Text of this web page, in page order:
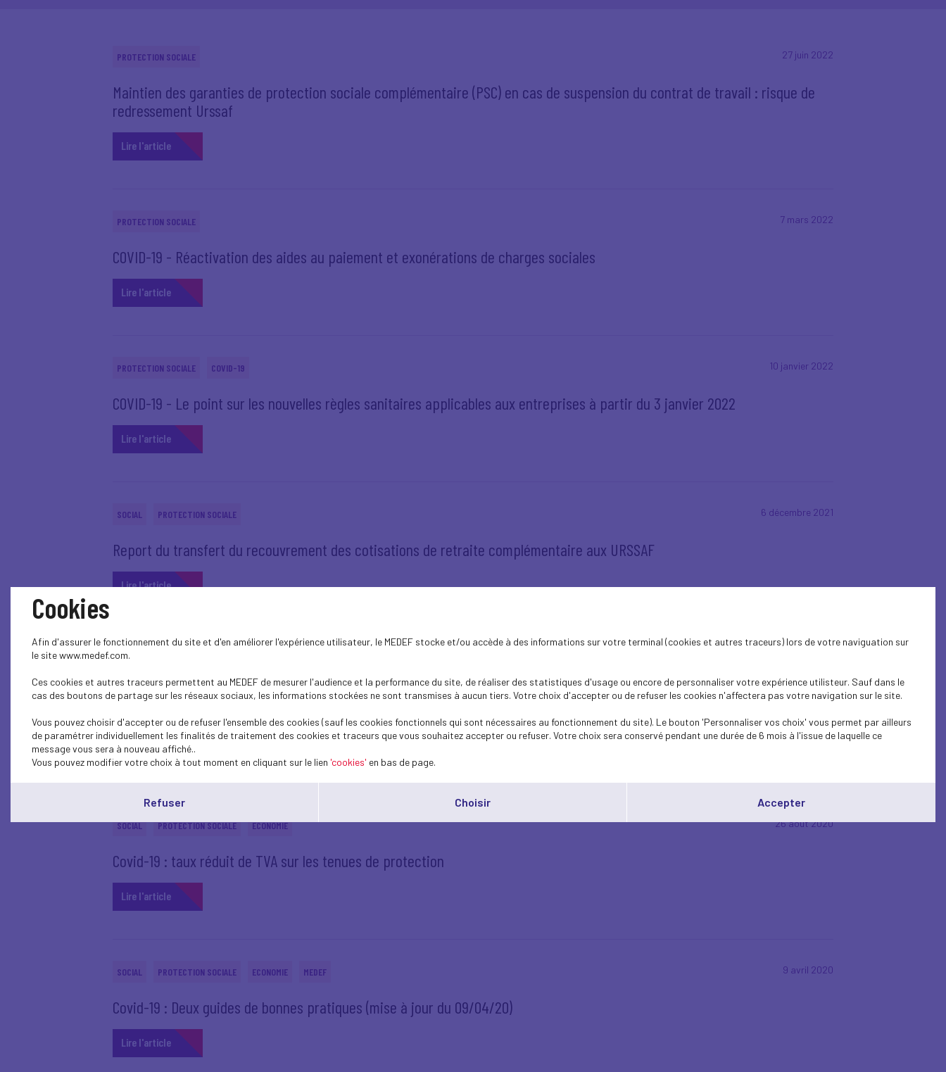
27 juin 2022
PROTECTION SOCIALE
Maintien des garanties de protection sociale complémentaire (PSC) en cas de suspension du contrat de travail : risque de
redressement Urssaf
Lire l'article
7 mars 2022
PROTECTION SOCIALE
COVID-19 - Réactivation des aides au paiement et exonérations de charges sociales
Lire l'article
10 janvier 2022
PROTECTION SOCIALE COVID-19
COVID-19 - Le point sur les nouvelles règles sanitaires applicables aux entreprises à partir du 3 janvier 2O22
Lire l'article
6 décembre 2021
SOCIAL PROTECTION SOCIALE
Report du transfert du recouvrement des cotisations de retraite complémentaire aux URSSAF
Lire l'article
PROTECTION SOCIALE
Fin du plafonnement européen des exonérations et des aides au paiement des cotisations sociales pour les déclarations
réalisées à compter du 1er août 2021
Lire l'article
26 août 2020
SOCIAL PROTECTION SOCIALE ECONOMIE
Covid-19 : taux réduit de TVA sur les tenues de protection
Lire l'article
9 avril 2020
SOCIAL PROTECTION SOCIALE ECONOMIE MEDEF
Covid-19 : Deux guides de bonnes pratiques (mise à jour du 09/04/20)
Lire l'article
Cookies
Afin d'assurer le fonctionnement du site et d'en améliorer l'expérience utilisateur, le MEDEF stocke et/ou accède à des informations sur votre terminal (cookies et autres traceurs) lors de votre naviguation sur
le site www.medef.com.
Ces cookies et autres traceurs permettent au MEDEF de mesurer l'audience et la performance du site, de réaliser des statistiques d'usage ou encore de personnaliser votre expérience utilisteur. Sauf dans le
cas des boutons de partage sur les réseaux sociaux, les informations stockées ne sont transmises à aucun tiers. Votre choix d'accepter ou de refuser les cookies n'affectera pas votre navigation sur le site.
Vous pouvez choisir d'accepter ou de refuser l'ensemble des cookies (sauf les cookies fonctionnels qui sont nécessaires au fonctionnement du site). Le bouton 'Personnaliser vos choix' vous permet par ailleurs
de paramétrer individuellement les finalités de traitement des cookies et traceurs que vous souhaitez accepter ou refuser. Votre choix sera conservé pendant une durée de 6 mois à l'issue de laquelle ce
message vous sera à nouveau affiché..
Vous pouvez modifier votre choix à tout moment en cliquant sur le lien 'cookies' en bas de page.
Refuser Choisir Accepter